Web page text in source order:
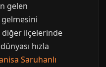
gelen
diğer ilçelerinde
hızla
Saruhanlı